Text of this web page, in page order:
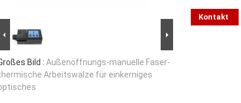
Bild : Außenöffnungs-manuelle Faser-
Arbeitswalze für einkerniges
Kontakt